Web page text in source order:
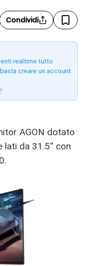
Condividi
realtime tutto
creare un account
!
AGON dotato
lati da 31.5” con